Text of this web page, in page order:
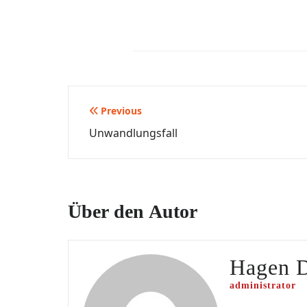
Beitragsnavigation
Previous
Unwandlungsfall
Über den Autor
Hagen
administrator